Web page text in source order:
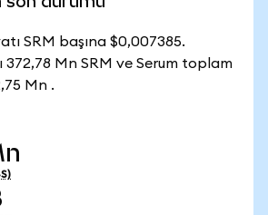
SRM başına $0,007385.
372,78 Mn SRM ve Serum toplam
Mn .